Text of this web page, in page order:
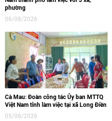
phường
06/08/2026
Cà Mau: Đoàn công tác Ủy ban MTTQ
Việt Nam tỉnh làm việc tại xã Long Điền
05/08/2026